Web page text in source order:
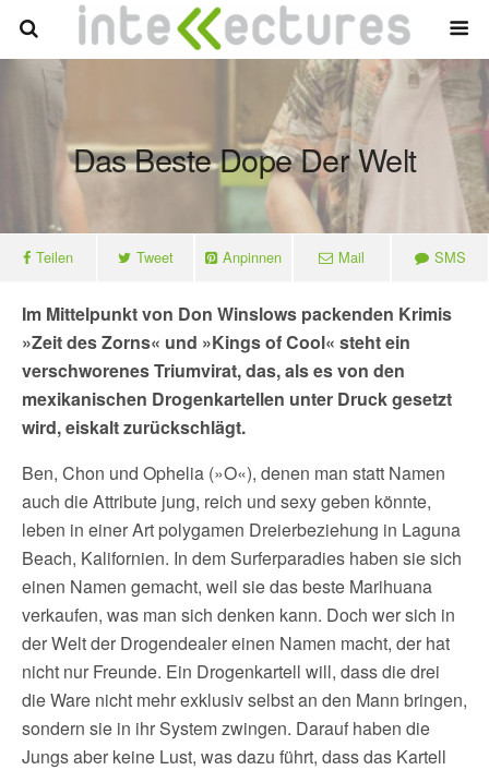
Das Beste Dope Der Welt
Teilen Tweet Anpinnen Mail SMS
Im Mittelpunkt von Don Winslows packenden Krimis
»Zeit des Zorns« und »Kings of Cool« steht ein
verschworenes Triumvirat, das, als es von den
mexikanischen Drogenkartellen unter Druck gesetzt
wird, eiskalt zurückschlägt.
Ben, Chon und Ophelia (»O«), denen man statt Namen
auch die Attribute jung, reich und sexy geben könnte,
leben in einer Art polygamen Dreierbeziehung in Laguna
Beach, Kalifornien. In dem Surferparadies haben sie sich
einen Namen gemacht, weil sie das beste Marihuana
verkaufen, was man sich denken kann. Doch wer sich in
der Welt der Drogendealer einen Namen macht, der hat
nicht nur Freunde. Ein Drogenkartell will, dass die drei
die Ware nicht mehr exklusiv selbst an den Mann bringen,
sondern sie in ihr System zwingen. Darauf haben die
Jungs aber keine Lust, was dazu führt, dass das Kartell